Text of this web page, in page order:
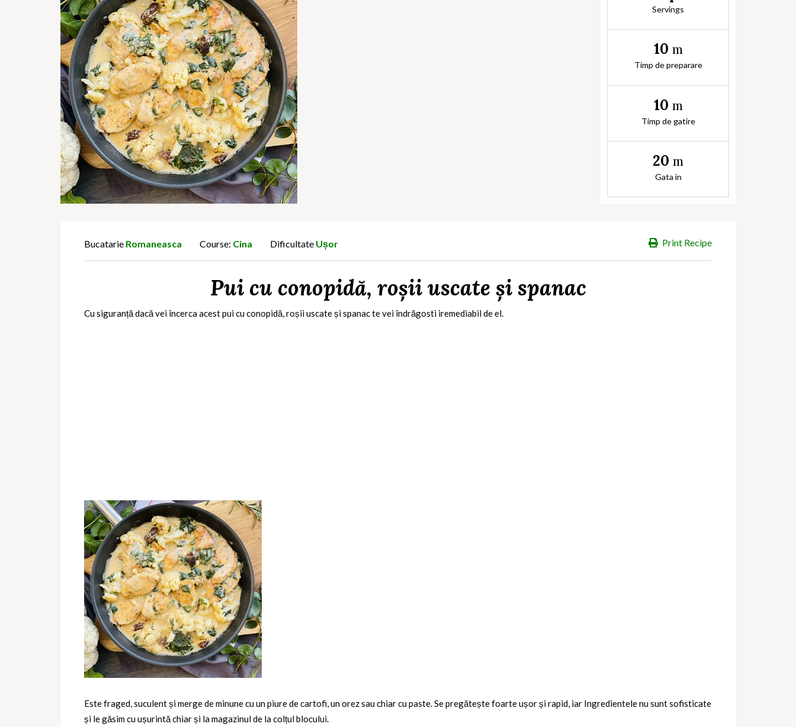
Servings
10 m
Timp de preparare
10 m
Timp de gatire
20 m
Gata in
Print Recipe
Bucatarie Romaneasca Course: Cina Dificultate Ușor
Pui cu conopidă, roșii uscate și spanac
Cu siguranță dacă vei încerca acest pui cu conopidă, roșii uscate și spanac te vei îndrăgosti iremediabil de el.
Este fraged, suculent și merge de minune cu un piure de cartofi, un orez sau chiar cu paste. Se pregătește foarte ușor și rapid, iar Ingredientele nu sunt sofisticate
și le găsim cu ușurintă chiar și la magazinul de la colțul blocului.